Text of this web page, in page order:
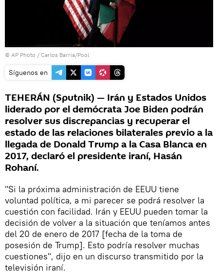
© AP Photo / Carlos Barria/Pool
Síguenos en
TEHERÁN (Sputnik) — Irán y Estados Unidos
liderado por el demócrata Joe Biden podrán
resolver sus discrepancias y recuperar el
estado de las relaciones bilaterales previo a la
llegada de Donald Trump a la Casa Blanca en
2017, declaró el presidente iraní, Hasán
Rohaní.
"Si la próxima administración de EEUU tiene
voluntad política, a mi parecer se podrá resolver la
cuestión con facilidad. Irán y EEUU pueden tomar la
decisión de volver a la situación que teníamos antes
del 20 de enero de 2017 [fecha de la toma de
posesión de Trump]. Esto podría resolver muchas
cuestiones", dijo en un discurso transmitido por la
televisión iraní.